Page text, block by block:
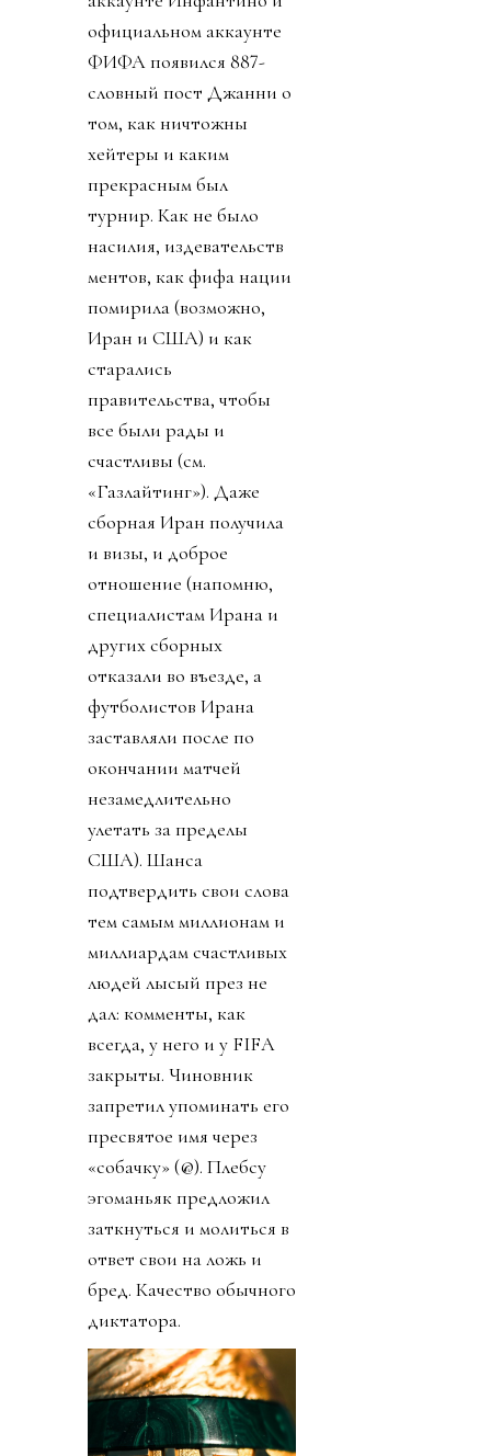
официальном аккаунте
ФИФА появился 887-
словный пост Джанни о
том, как ничтожны
хейтеры и каким
прекрасным был
турнир. Как не было
насилия, издевательств
ментов, как фифа нации
помирила (возможно,
Иран и США) и как
старались
правительства, чтобы
все были рады и
счастливы (см.
«Газлайтинг»). Даже
сборная Иран получила
и визы, и доброе
отношение (напомню,
специалистам Ирана и
других сборных
отказали во въезде, а
футболистов Ирана
заставляли после по
окончании матчей
незамедлительно
улетать за пределы
США). Шанса
подтвердить свои слова
тем самым миллионам и
миллиардам счастливых
людей лысый през не
дал: комменты, как
всегда, у него и у FIFA
закрыты. Чиновник
запретил упоминать его
пресвятое имя через
«собачку» (@). Плебсу
эгоманьяк предложил
заткнуться и молиться в
ответ свои на ложь и
бред. Качество обычного
диктатора.